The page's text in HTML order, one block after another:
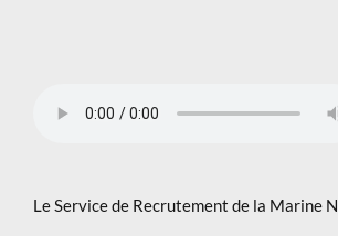
Le Service de Recrutement de la Marine